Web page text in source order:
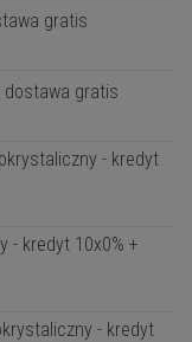
gratis
dostawa gratis
- kredyt
- kredyt 10x0% +
- kredyt